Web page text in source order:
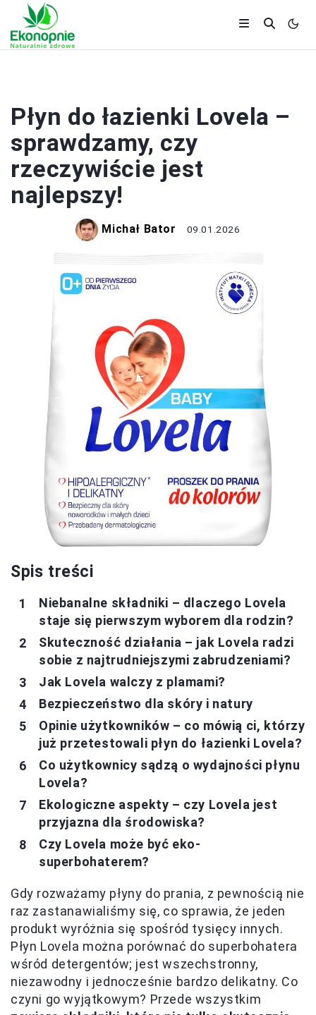
Płyn do łazienki Lovela –
sprawdzamy, czy
rzeczywiście jest
najlepszy!
Michał Bator 09.01.2026
Spis treści
Niebanalne składniki – dlaczego Lovela
staje się pierwszym wyborem dla rodzin?
Skuteczność działania – jak Lovela radzi
sobie z najtrudniejszymi zabrudzeniami?
Jak Lovela walczy z plamami?
Bezpieczeństwo dla skóry i natury
Opinie użytkowników – co mówią ci, którzy
już przetestowali płyn do łazienki Lovela?
Co użytkownicy sądzą o wydajności płynu
Lovela?
Ekologiczne aspekty – czy Lovela jest
przyjazna dla środowiska?
Czy Lovela może być eko-
superbohaterem?
Gdy rozważamy płyny do prania, z pewnością nie
raz zastanawialiśmy się, co sprawia, że jeden
produkt wyróżnia się spośród tysięcy innych.
Płyn Lovela można porównać do superbohatera
wśród detergentów; jest wszechstronny,
niezawodny i jednocześnie bardzo delikatny. Co
czyni go wyjątkowym? Przede wszystkim